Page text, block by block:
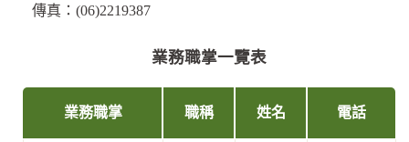
傳真：(06)2219387
業務職掌一覽表
業務職掌 職稱 姓名 電話